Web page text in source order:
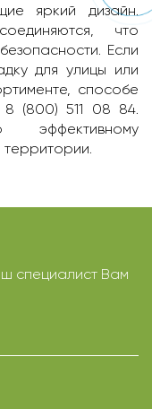
яркий дизайн.
что
Если
для улицы или
способе
8 (800) 511 08 84.
специалист Вам